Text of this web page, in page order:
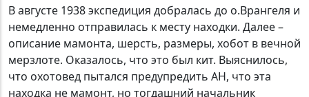
В августе 1938 экспедиция добралась до о.Врангеля и
немедленно отправилась к месту находки. Далее –
описание мамонта, шерсть, размеры, хобот в вечной
мерзлоте. Оказалось, что это был кит. Выяснилось,
что охотовед пытался предупредить АН, что эта
находка не мамонт, но тогдашний начальник